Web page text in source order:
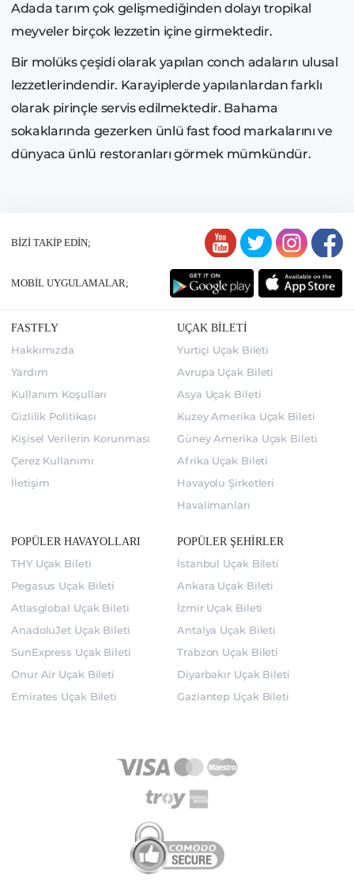
Adada tarım çok gelişmediğinden dolayı tropikal
meyveler birçok lezzetin içine girmektedir.
Bir molüks çeşidi olarak yapılan conch adaların ulusal
lezzetlerindendir. Karayiplerde yapılanlardan farklı
olarak pirinçle servis edilmektedir. Bahama
sokaklarında gezerken ünlü fast food markalarını ve
dünyaca ünlü restoranları görmek mümkündür.
BİZİ TAKİP EDİN;
MOBİL UYGULAMALAR;
FASTFLY
Hakkımızda
Yardım
Kullanım Koşulları
Gizlilik Politikası
Kişisel Verilerin Korunması
Çerez Kullanımı
İletişim
UÇAK BİLETİ
Yurtiçi Uçak Bileti
Avrupa Uçak Bileti
Asya Uçak Bileti
Kuzey Amerika Uçak Bileti
Güney Amerika Uçak Bileti
Afrika Uçak Bileti
Havayolu Şirketleri
Havalimanları
POPÜLER HAVAYOLLARI
THY Uçak Bileti
Pegasus Uçak Bileti
Atlasglobal Uçak Bileti
AnadoluJet Uçak Bileti
SunExpress Uçak Bileti
Onur Air Uçak Bileti
Emirates Uçak Bileti
POPÜLER ŞEHİRLER
İstanbul Uçak Bileti
Ankara Uçak Bileti
İzmir Uçak Bileti
Antalya Uçak Bileti
Trabzon Uçak Bileti
Diyarbakır Uçak Bileti
Gaziantep Uçak Bileti